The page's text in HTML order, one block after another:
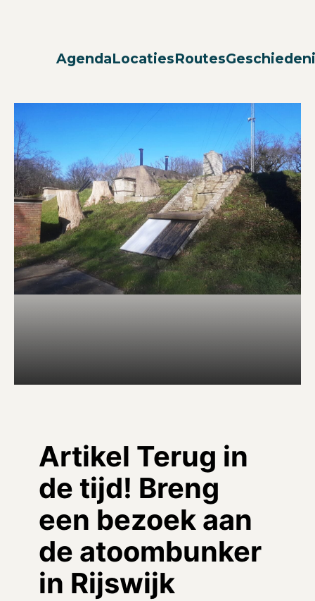
AgendaLocatiesRoutes
Artikel Terug in
de tijd! Breng
een bezoek aan
de atoombunker
in Rijswijk